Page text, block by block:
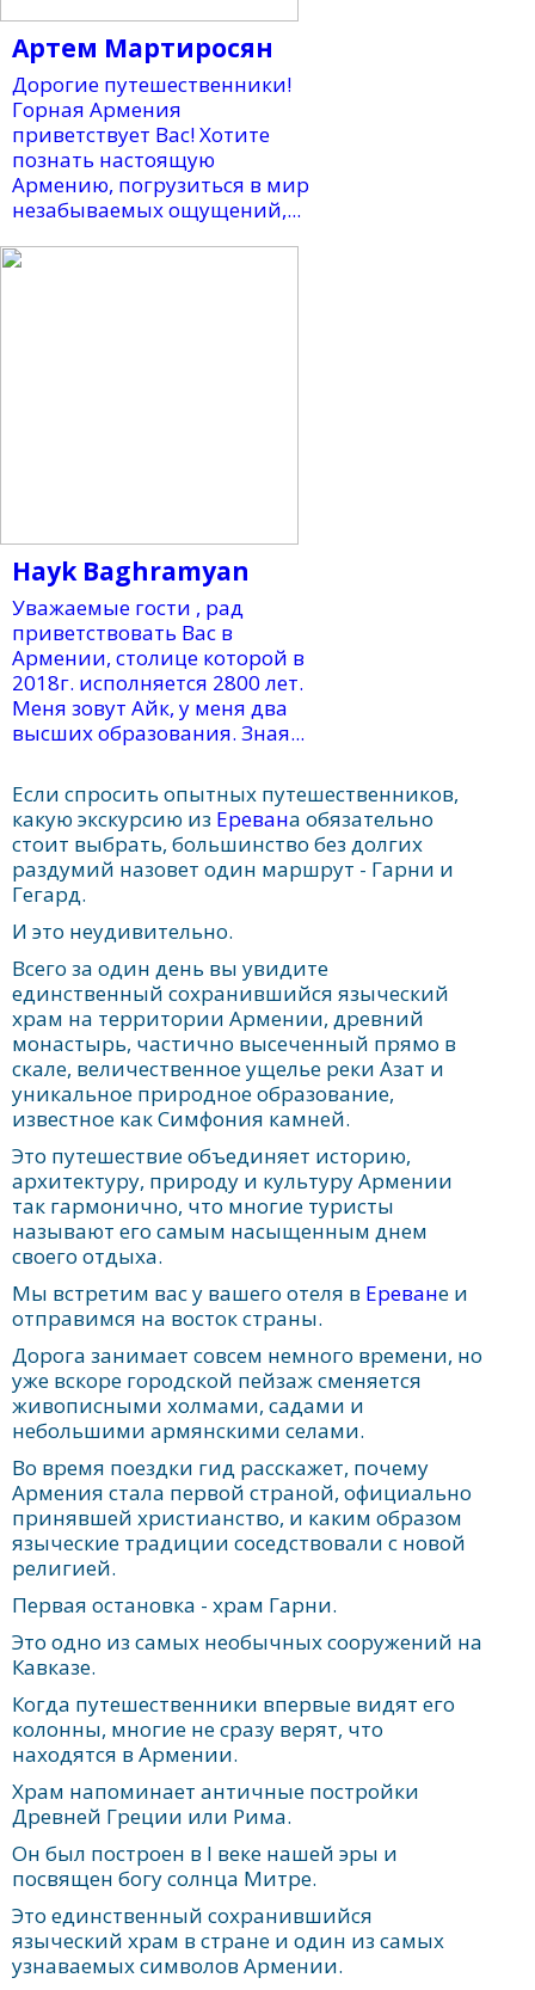
Если спросить опытных путешественников,
какую экскурсию из Еревана обязательно
стоит выбрать, большинство без долгих
раздумий назовет один маршрут - Гарни и
Гегард.
И это неудивительно.
Всего за один день вы увидите
единственный сохранившийся языческий
храм на территории Армении, древний
монастырь, частично высеченный прямо в
скале, величественное ущелье реки Азат и
уникальное природное образование,
известное как Симфония камней.
Это путешествие объединяет историю,
архитектуру, природу и культуру Армении
так гармонично, что многие туристы
называют его самым насыщенным днем
своего отдыха.
Мы встретим вас у вашего отеля в Ереване и
отправимся на восток страны.
Дорога занимает совсем немного времени, но
уже вскоре городской пейзаж сменяется
живописными холмами, садами и
небольшими армянскими селами.
Во время поездки гид расскажет, почему
Армения стала первой страной, официально
принявшей христианство, и каким образом
языческие традиции соседствовали с новой
религией.
Первая остановка - храм Гарни.
Это одно из самых необычных сооружений на
Кавказе.
Когда путешественники впервые видят его
колонны, многие не сразу верят, что
находятся в Армении.
Храм напоминает античные постройки
Древней Греции или Рима.
Он был построен в I веке нашей эры и
посвящен богу солнца Митре.
Это единственный сохранившийся
языческий храм в стране и один из самых
узнаваемых символов Армении.
Артем Мартиросян
Дорогие путешественники!
Горная Армения
приветствует Вас! Хотите
познать настоящую
Армению, погрузиться в мир
незабываемых ощущений,...
Hayk Baghramyan
Уважаемые гости , рад
приветствовать Вас в
Армении, столице которой в
2018г. исполняется 2800 лет.
Меня зовут Айк, у меня два
высших образования. Зная...